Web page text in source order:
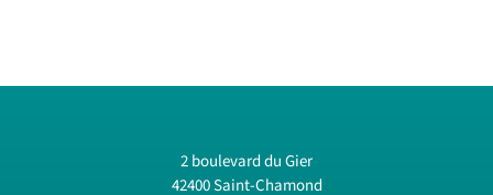
2 boulevard du Gier
42400 Saint-Chamond